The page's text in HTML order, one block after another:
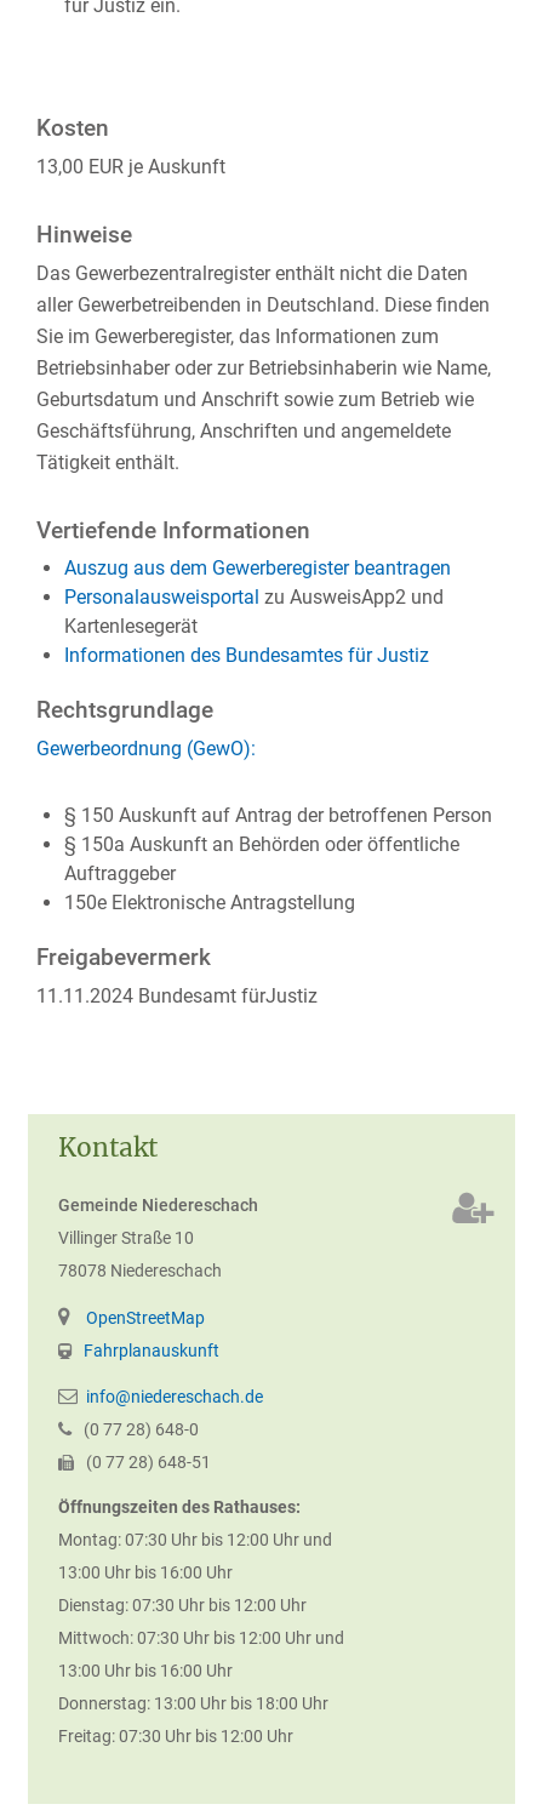
Kontakt
Gemeinde Niedereschach
Villinger Straße 10
78078 Niedereschach
OpenStreetMap
Fahrplanauskunft
info@niedereschach.de
(0 7728) 648-0
(0 7728) 648-51
Öffnungszeiten des Rathauses:
Montag: 07:30 Uhr bis 12:00 Uhr und
13:00 Uhr bis 16:00 Uhr
Dienstag: 07:30 Uhr bis 12:00 Uhr
Mittwoch: 07:30 Uhr bis 12:00 Uhr und
13:00 Uhr bis 16:00 Uhr
Donnerstag: 13:00 Uhr bis 18:00 Uhr
Freitag: 07:30 Uhr bis 12:00 Uhr
für Justiz ein.
Kosten
13,00 EUR je Auskunft
Hinweise
Das Gewerbezentralregister enthält nicht die Daten
aller Gewerbetreibenden in Deutschland. Diese finden
Sie im Gewerberegister, das Informationen zum
Betriebsinhaber oder zur Betriebsinhaberin wie Name,
Geburtsdatum und Anschrift sowie zum Betrieb wie
Geschäftsführung, Anschriften und angemeldete
Tätigkeit enthält.
Vertiefende Informationen
Auszug aus dem Gewerberegister beantragen
Personalausweisportal zu AusweisApp2 und
Kartenlesegerät
Informationen des Bundesamtes für Justiz
Rechtsgrundlage
Gewerbeordnung (GewO):
§ 150 Auskunft auf Antrag der betroffenen Person
§ 150a Auskunft an Behörden oder öffentliche
Auftraggeber
150e Elektronische Antragstellung
Freigabevermerk
11.11.2024 Bundesamt fürJustiz